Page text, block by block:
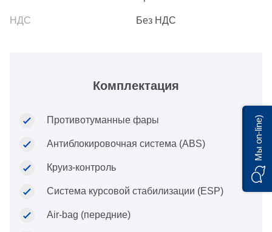
Без НДС
Комплектация
Противотуманные фары
Антиблокировочная система (ABS)
Круиз-контроль
Система курсовой стабилизации (ESP)
Air-bag (передние)
Мы on-line)